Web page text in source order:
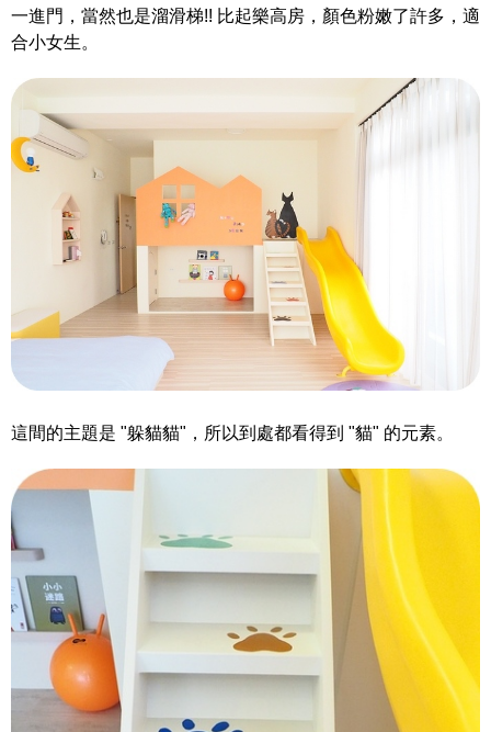
一進門，當然也是溜滑梯!! 比起樂高房，顏色粉嫩了許多，適
合小女生。
這間的主題是 "躲貓貓"，所以到處都看得到 "貓" 的元素。